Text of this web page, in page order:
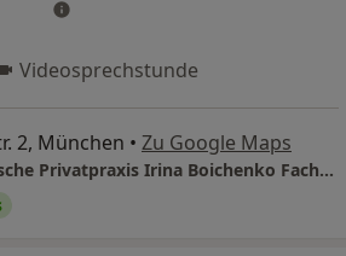
Videosprechstunde
2, München • Zu Google Maps
Telemedizinische Privatpraxis Irina Boichenko Fachärztin für Psychiatrie und Psychotherapie